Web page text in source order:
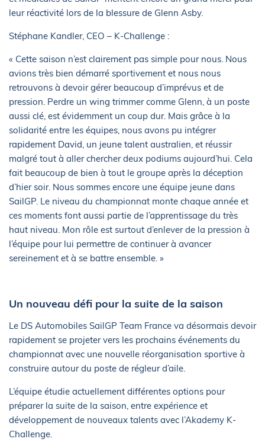
leur réactivité lors de la blessure de Glenn Asby.
Stéphane Kandler, CEO – K-Challenge :
« Cette saison n’est clairement pas simple pour nous. Nous
avions très bien démarré sportivement et nous nous
retrouvons à devoir gérer beaucoup d’imprévus et de
pression. Perdre un wing trimmer comme Glenn, à un poste
aussi clé, est évidemment un coup dur. Mais grâce à la
solidarité entre les équipes, nous avons pu intégrer
rapidement David, un jeune talent australien, et réussir
malgré tout à aller chercher deux podiums aujourd’hui. Cela
fait beaucoup de bien à tout le groupe après la déception
d’hier soir. Nous sommes encore une équipe jeune dans
SailGP. Le niveau du championnat monte chaque année et
ces moments font aussi partie de l’apprentissage du très
haut niveau. Mon rôle est surtout d’enlever de la pression à
l’équipe pour lui permettre de continuer à avancer
sereinement et à se battre ensemble. »
Un nouveau défi pour la suite de la saison
Le DS Automobiles SailGP Team France va désormais devoir
rapidement se projeter vers les prochains événements du
championnat avec une nouvelle réorganisation sportive à
construire autour du poste de régleur d’aile.
L’équipe étudie actuellement différentes options pour
préparer la suite de la saison, entre expérience et
développement de nouveaux talents avec l’Akademy K-
Challenge.